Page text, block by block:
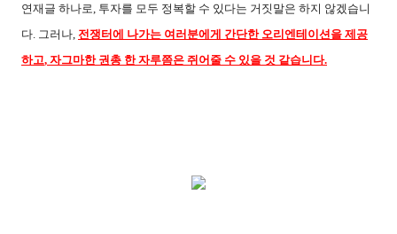
연재글 하나로 투자를 모두 정복할 수 있다는 거짓말은 하지 않겠습니
다 그러나 전쟁터에 나가는 여러분에게 간단한 오리엔테이션을 제공
하고, 자그마한 권총 한 자루쯤은 쥐어줄 수 있을 것 같습니다.